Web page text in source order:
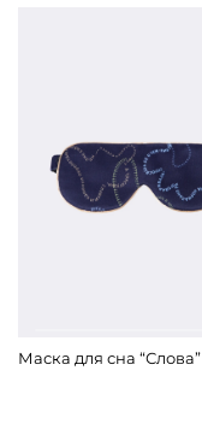
Маска для сна “Слова”